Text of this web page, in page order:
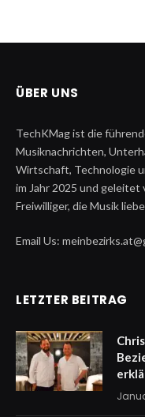
ÜBER UNS
TechKMag ist die
Musiknachrichten,
Wirtschaft, Technologie
im Jahr 2025 und geleitet
Freiwilliger, die Musik
Email Us:
LETZTER BEITRAG